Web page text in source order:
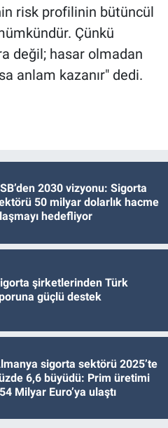
risk profilinin bütüncül
Çünkü
değil; hasar olmadan
anlam kazanır" dedi.
2030 vizyonu: Sigorta
50 milyar dolarlık hacme
hedefliyor
şirketlerinden Türk
güçlü destek
sigorta sektörü 2025’te
6,6 büyüdü: Prim üretimi
Milyar Euro’ya ulaştı